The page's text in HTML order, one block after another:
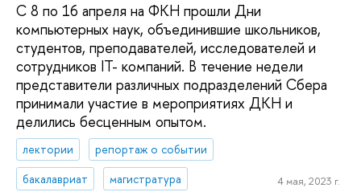
С 8 по 16 апреля на ФКН прошли Дни
компьютерных наук, объединившие школьников,
студентов, преподавателей, исследователей и
сотрудников IT- компаний. В течение недели
представители различных подразделений Сбера
принимали участие в мероприятиях ДКН и
делились бесценным опытом.
лектории
репортаж о событии
бакалавриат
магистратура 4 мая, 2023 г.